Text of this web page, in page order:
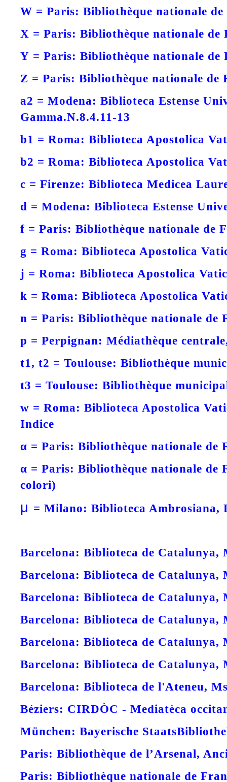
W = Paris: Bibliothèque nationale de
X = Paris: Bibliothèque nationale de
Y = Paris: Bibliothèque nationale de
Z = Paris: Bibliothèque nationale de
a2 = Modena: Biblioteca Estense
Gamma.N.8.4.11-13
b1 = Roma: Biblioteca Apostolica
b2 = Roma: Biblioteca Apostolica
c = Firenze: Biblioteca Medicea
d = Modena: Biblioteca Estense
f = Paris: Bibliothèque nationale de
g = Roma: Biblioteca Apostolica
j = Roma: Biblioteca Apostolica
k = Roma: Biblioteca Apostolica
n = Paris: Bibliothèque nationale de
p = Perpignan: Médiathèque
t1, t2 = Toulouse: Bibliothèque
t3 = Toulouse: Bibliothèque
w = Roma: Biblioteca Apostolica
Indice
α = Paris: Bibliothèque nationale de
α = Paris: Bibliothèque nationale de
colori)
μ = Milano: Biblioteca Ambrosiana,
Barcelona: Biblioteca de Catalunya,
Barcelona: Biblioteca de Catalunya,
Barcelona: Biblioteca de Catalunya,
Barcelona: Biblioteca de Catalunya,
Barcelona: Biblioteca de Catalunya,
Barcelona: Biblioteca de Catalunya,
Barcelona: Biblioteca de l'Ateneu,
Béziers: CIRDÒC - Mediatèca
München: Bayerische
Paris: Bibliothèque de l’Arsenal,
Paris: Bibliothèque nationale de